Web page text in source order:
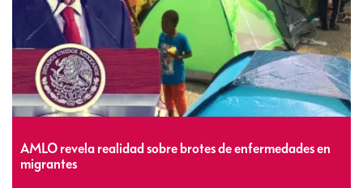
AMLO revela realidad sobre brotes de enfermedades en
migrantes